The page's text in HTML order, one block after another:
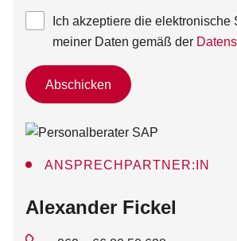
Ich akzeptiere die elektronische
meiner Daten gemäß der
Abschicken
ANSPRECHPARTNER:IN
:
Alexander Fickel